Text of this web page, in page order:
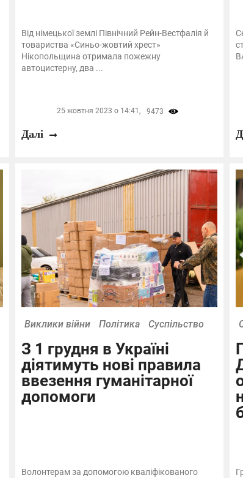
Від німецької землі Північний Рейн-Вестфалія й
товариства «Синьо-жовтий хрест»
Нікопольщина отримала пожежну
автоцистерну, два ...
25 жовтня 2023 о 14:41, 9473
Далі
Виклики війни Політика Суспільство
З 1 грудня в Україні
діятимуть нові правила
ввезення гуманітарної
допомоги
Волонтерам за допомогою кваліфікованого